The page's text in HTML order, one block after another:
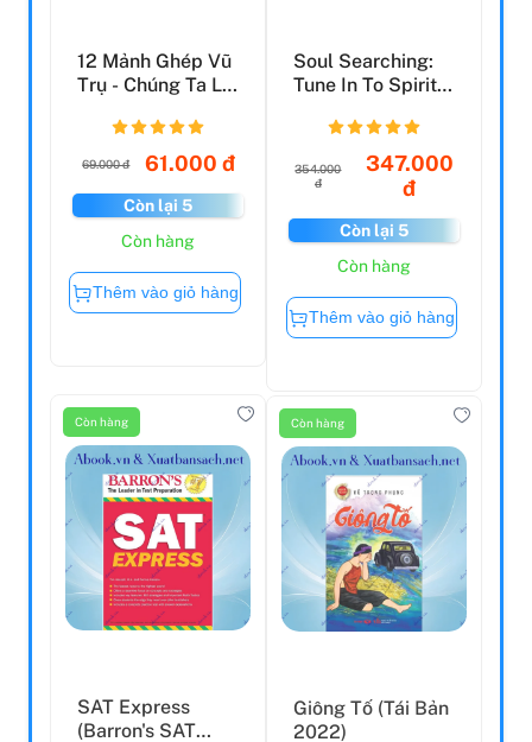
12 Mảnh Ghép Vũ
Trụ - Chúng Ta Là
69.000 đ 61.000 đ
Còn lại 5
Còn hàng
Thêm vào giỏ hàng
Soul Searching:
Tune In To Spirit
354.000
đ
347.000
đ
Còn lại 5
Còn hàng
Thêm vào giỏ hàng
Còn hàng
SAT Express
(Barron's SAT
Còn hàng
Giông Tố (Tái Bản
2022)